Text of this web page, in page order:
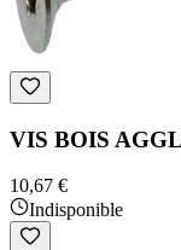
VIS BOIS
10,67 €
Indisponible